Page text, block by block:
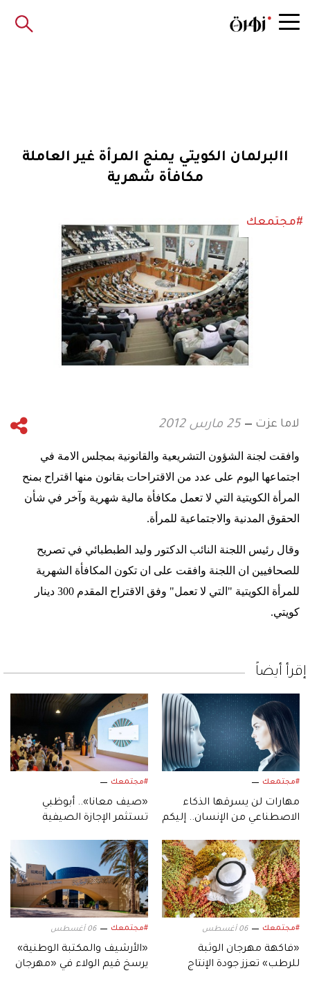
االبرلمان الكويتي يمنج المرأة غير العاملة
مكافأة شهرية
#مجتمعك
لاما عزت 25 مارس 2012
وافقت لجنة الشؤون التشريعية والقانونية بمجلس الامة في
اجتماعها اليوم على عدد من الاقتراحات بقانون منها اقتراح بمنح
المرأة الكويتية التي لا تعمل مكافأة مالية شهرية وآخر في شأن
الحقوق المدنية والاجتماعية للمرأة.
وقال رئيس اللجنة النائب الدكتور وليد الطبطبائي في تصريح
للصحافيين ان اللجنة وافقت على ان تكون المكافأة الشهرية
للمرأة الكويتية "التي لا تعمل" وفق الاقتراح المقدم 300 دينار
كويتي.
إقرأ أيضاً
#مجتمعك
مهارات لن يسرقها الذكاء
الاصطناعي من الإنسان.. إليكم
#مجتمعك
«صيف معانا».. أبوظبي
تستثمر الإجازة الصيفية
#مجتمعك 06 أغسطس
«فاكهة مهرجان الوثبة
للرطب» تعزز جودة الإنتاج
#مجتمعك 06 أغسطس
«الأرشيف والمكتبة الوطنية»
يرسخ قيم الولاء في «مهرجان